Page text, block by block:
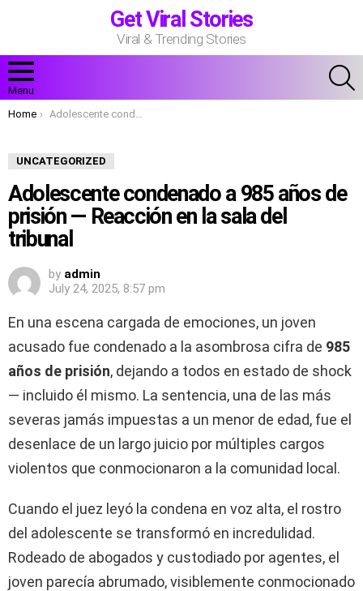
Get Viral Stories
Viral & Trending Stories
Menu
You are here:
Home Adolescente condenado a 985 años de prisión — Reacción en la sala del tribunal
UNCATEGORIZED
Adolescente condenado a 985 años de
prisión — Reacción en la sala del
tribunal
by admin
July 24, 2025, 8:57 pm
En una escena cargada de emociones, un joven
acusado fue condenado a la asombrosa cifra de 985
años de prisión, dejando a todos en estado de shock
— incluido él mismo. La sentencia, una de las más
severas jamás impuestas a un menor de edad, fue el
desenlace de un largo juicio por múltiples cargos
violentos que conmocionaron a la comunidad local.
Cuando el juez leyó la condena en voz alta, el rostro
del adolescente se transformó en incredulidad.
Rodeado de abogados y custodiado por agentes, el
joven parecía abrumado, visiblemente conmocionado